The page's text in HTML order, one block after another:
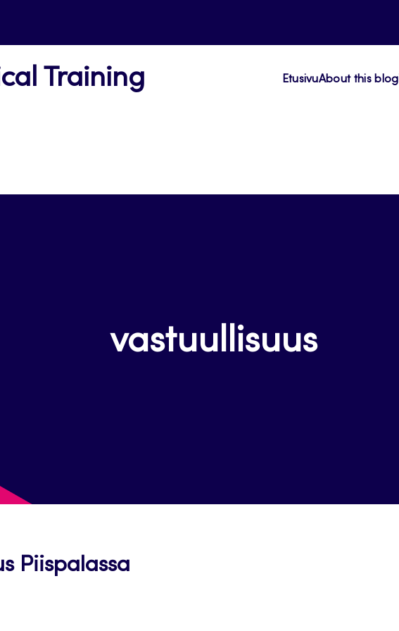
Training EtusivuAbout this blog
vastuullisuus
Piispalassa